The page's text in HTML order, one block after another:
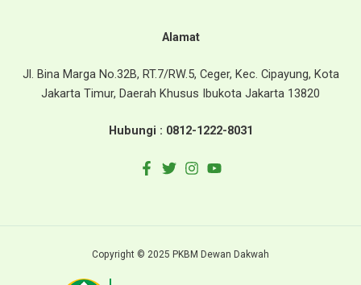
Alamat
Jl. Bina Marga No.32B, RT.7/RW.5, Ceger, Kec. Cipayung, Kota
Jakarta Timur, Daerah Khusus Ibukota Jakarta 13820
Hubungi : 0812-1222-8031
Copyright © 2025 PKBM Dewan Dakwah